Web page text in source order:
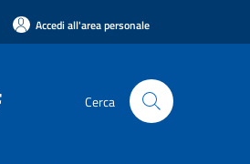
Accedi all'area personale
Cerca